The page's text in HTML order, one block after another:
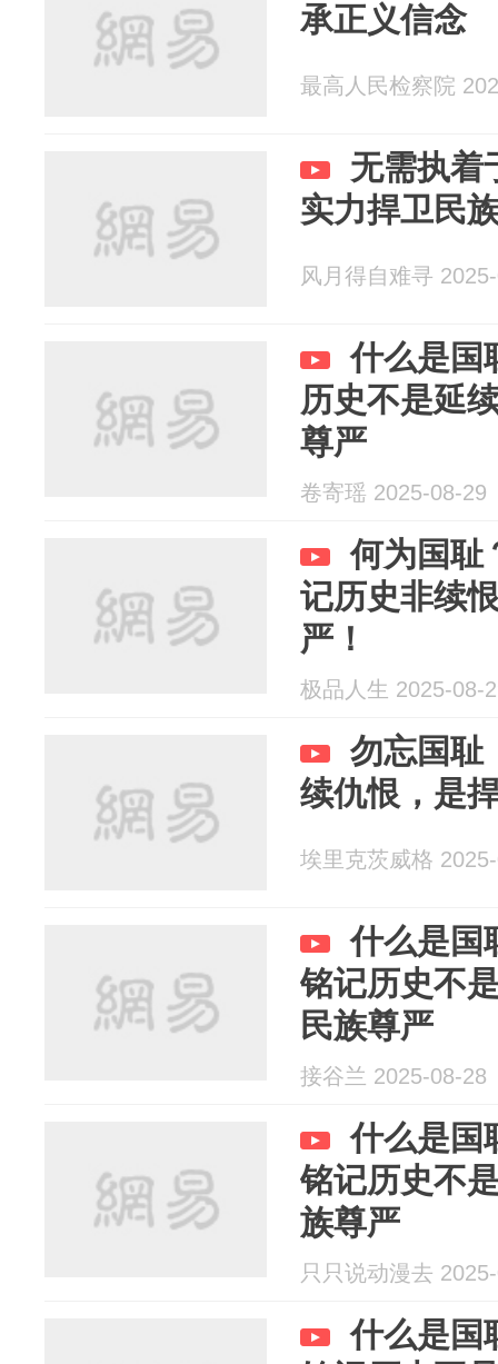
承正义信念
最高人民检察院
无需执着
实力捍卫民
风月得自难寻
什么是国
历史不是延
尊严
卷寄瑶 2025-08-29
何为国耻
记历史非续
严！
极品人生 2025-08-
勿忘国耻
续仇恨，是
埃里克茨威格
什么是国
铭记历史不
民族尊严
接谷兰 2025-08-28
什么是国
铭记历史不
族尊严
只只说动漫去
什么是国